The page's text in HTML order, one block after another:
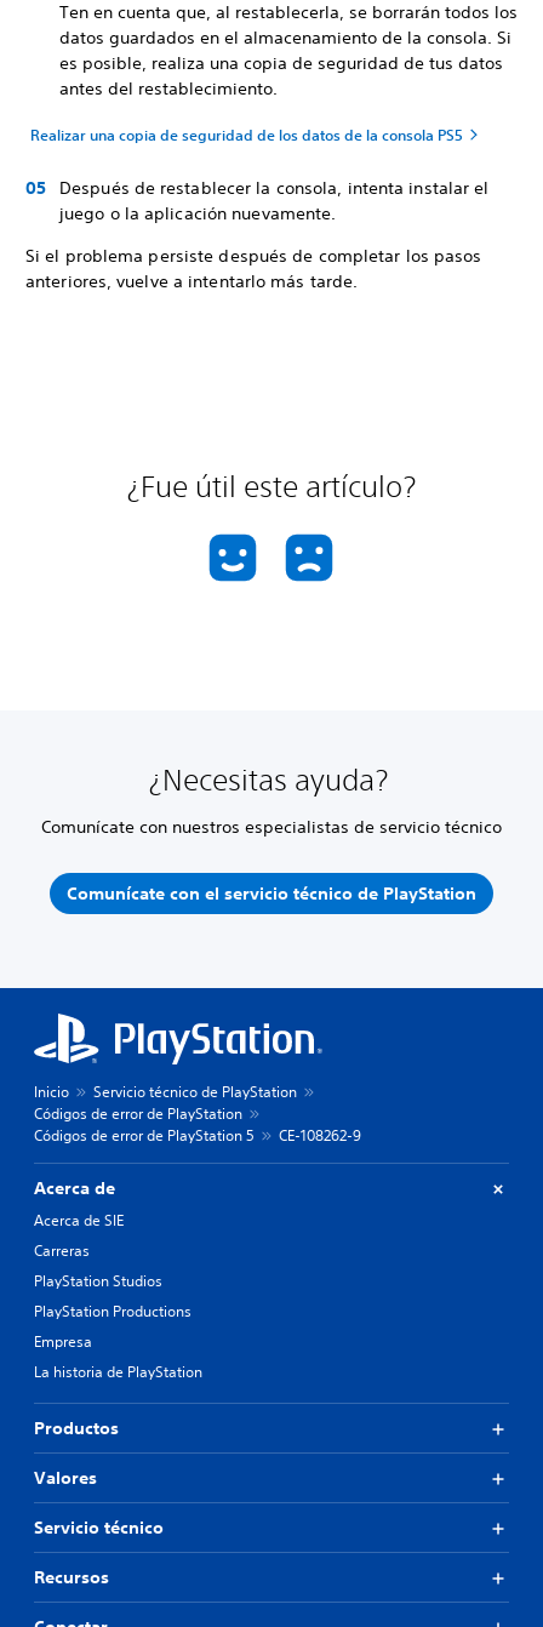
Ten en cuenta que, al restablecerla, se borrarán todos los
datos guardados en el almacenamiento de la consola. Si
es posible, realiza una copia de seguridad de tus datos
antes del restablecimiento.
Realizar una copia de seguridad de los datos de la consola PS5
Después de restablecer la consola, intenta instalar el
juego o la aplicación nuevamente.
Si el problema persiste después de completar los pasos
anteriores, vuelve a intentarlo más tarde.
¿Fue útil este artículo?
¿Necesitas ayuda?
Comunícate con nuestros especialistas de servicio técnico
Comunícate con el servicio técnico de PlayStation
Inicio
Servicio técnico de PlayStation
Códigos de error de PlayStation
Códigos de error de PlayStation 5
CE-108262-9
Acerca de
Acerca de SIE
Carreras
PlayStation Studios
PlayStation Productions
Empresa
La historia de PlayStation
Productos
Valores
Servicio técnico
Recursos